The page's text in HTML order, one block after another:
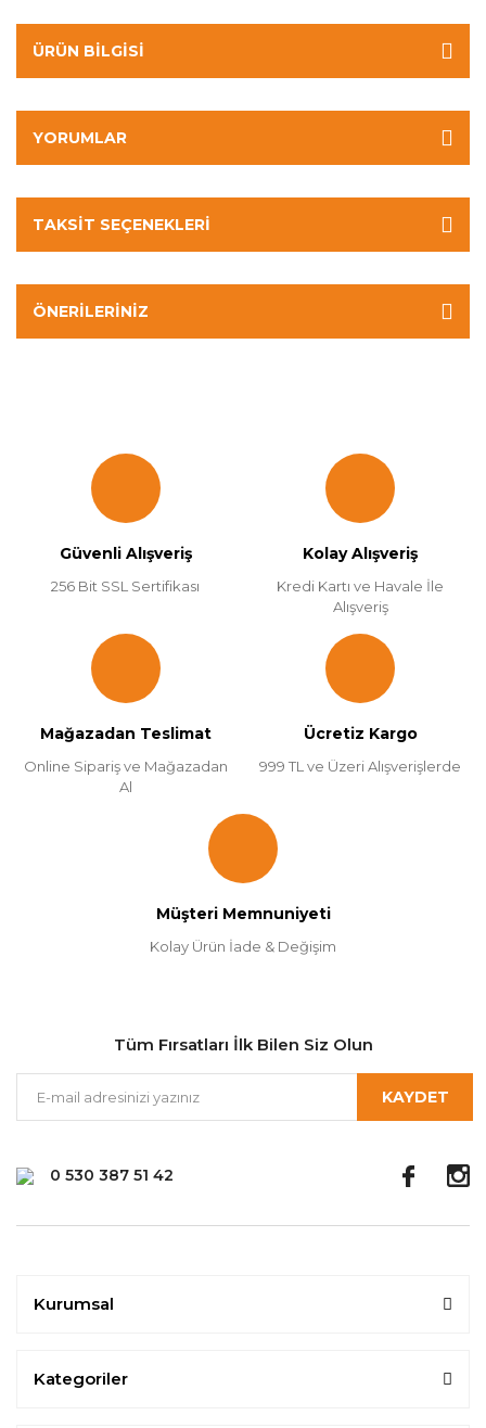
ÜRÜN BILGISI
YORUMLAR
TAKSIT SEÇENEKLERI
ÖNERILERINIZ
Güvenli Alışveriş
256 Bit SSL Sertifikası
Kolay Alışveriş
Kredi Kartı ve Havale İle
Alışveriş
Mağazadan Teslimat
Online Sipariş ve Mağazadan
Al
Ücretiz Kargo
999 TL ve Üzeri Alışverişlerde
Müşteri Memnuniyeti
Kolay Ürün İade & Değişim
0 530 387 51 42
Tüm Fırsatları İlk Bilen Siz Olun
KAYDET
Kurumsal
Kategoriler